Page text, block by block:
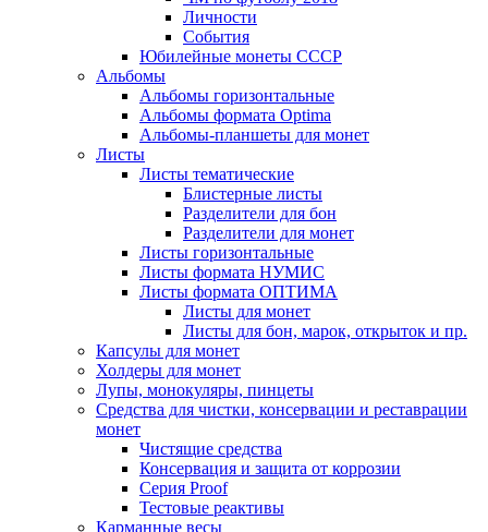
Личности
События
Юбилейные монеты СССР
Альбомы
Альбомы горизонтальные
Альбомы формата Optima
Альбомы-планшеты для монет
Листы
Листы тематические
Блистерные листы
Разделители для бон
Разделители для монет
Листы горизонтальные
Листы формата НУМИС
Листы формата ОПТИМА
Листы для монет
Листы для бон, марок, открыток и пр.
Капсулы для монет
Холдеры для монет
Лупы, монокуляры, пинцеты
Средства для чистки, консервации и реставрации
монет
Чистящие средства
Консервация и защита от коррозии
Серия Proof
Тестовые реактивы
Карманные весы